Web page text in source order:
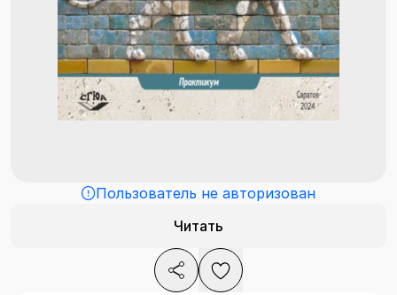
Пользователь не авторизован
Читать